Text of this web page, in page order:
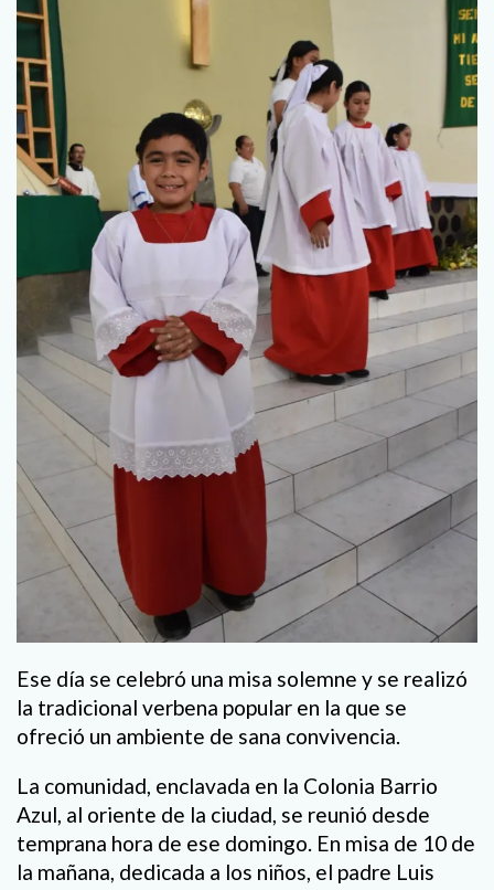
Ese día se celebró una misa solemne y se realizó
la tradicional verbena popular en la que se
ofreció un ambiente de sana convivencia.
La comunidad, enclavada en la Colonia Barrio
Azul, al oriente de la ciudad, se reunió desde
temprana hora de ese domingo. En misa de 10 de
la mañana, dedicada a los niños, el padre Luis